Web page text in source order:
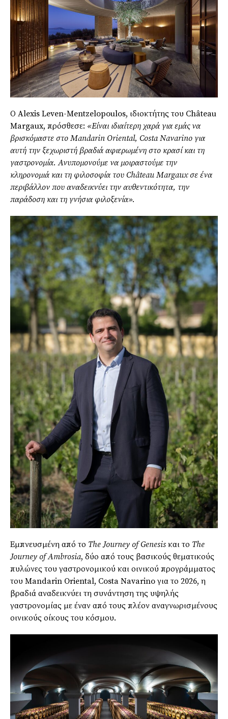
Ο Alexis Leven-Mentzelopoulos, ιδιοκτήτης του Château
Margaux, πρόσθεσε: «Είναι ιδιαίτερη χαρά για εμάς να
βρισκόμαστε στο Mandarin Oriental, Costa Navarino για
αυτή την ξεχωριστή βραδιά αφιερωμένη στο κρασί και τη
γαστρονομία.Ανυπομονούμε να μοιραστούμε την
κληρονομιά και τη φιλοσοφία του Château Margauxσε ένα
περιβάλλον που αναδεικνύει την αυθεντικότητα, την
παράδοση και τη γνήσια φιλοξενία».
Εμπνευσμένη από το The Journey of Genesis και το The
Journey of Ambrosia, δύο από τους βασικούς θεματικούς
πυλώνες του γαστρονομικού και οινικού προγράμματος
του Mandarin Oriental, Costa Navarino για το 2026, η
βραδιά αναδεικνύει τη συνάντηση της υψηλής
γαστρονομίας με έναν από τους πλέον αναγνωρισμένους
οινικούς οίκους του κόσμου.